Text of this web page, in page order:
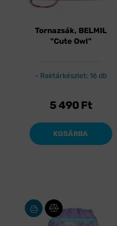
Tornazsák, BELMIL
"Cute Owl"
Raktárkészlet: 16 db
5 490 Ft
KOSÁRBA